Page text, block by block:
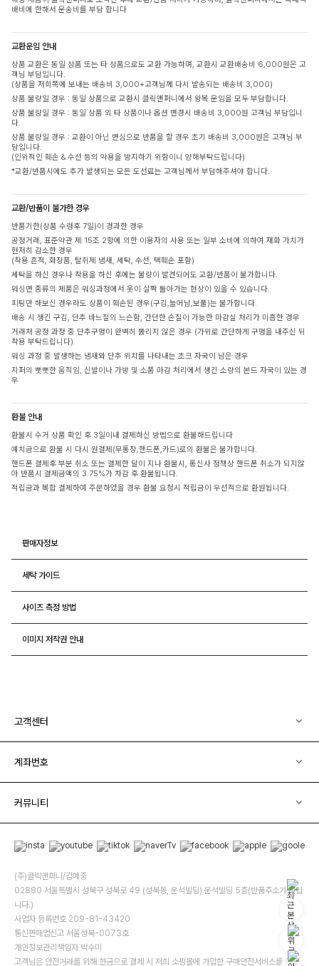
배비에 한해서 운송비를 부담 합니다
교환운임 안내
상품 교환은 동일 상품 또는 타 상품으로도 교환 가능하며, 교환시 교환배송비 6,000원은 고
객님 부담입니다.
(상품을 저희쪽에 보내는 배송비 3,000+고객님께 다시 발송되는 배송비 3,000)
상품 불량일 경우 : 동일 상품으로 교환시 클릭앤퍼니에서 왕복 운임을 모두 부담합니다.
상품 불량일 경우 : 동일 상품 외 타 상품이나 옵션 변경시 배송비 3,000원 고객님 부담입니
다.
상품 불량일 경우 : 교환이 아닌 변심으로 반품을 할 경우 초기 배송비 3,000원은 고객님 부
담입니다.
(인위적인 훼손 & 수선 등의 악용을 방지하기 위함이니 양해부탁드립니다)
*교환/반품시에도 추가 발생되는 모든 도선료는 고객님께서 부담해주셔야 합니다.
교환/반품이 불가한 경우
반품기한(상품 수령후 7일)이 경과한 경우
공정거래, 표준약관 제 15조 2항에 의한 이용자의 사용 또는 일부 소비에 의하여 재화 가치가
현저히 감소한 경우
(착용 흔적, 화장품, 탈취제 냄새, 세탁, 수선, 택훼손 포함)
세탁을 하신 경우나 착용을 하신 후에는 불량이 발견되어도 교환/반품이 불가합니다.
워싱면 종류의 제품은 워싱과정에서 옷이 살짝 돌아가는 현상이 있을 수 있습니다.
피팅만 해보신 경우라도 상품이 훼손된 경우(구김,늘어남,보풀)는 불가합니다.
배송 시 생긴 구김, 단추 바느질의 느슨함, 간단한 손질이 가능한 마감실 처리가 미흡한 경우
거래처 공정 과정 중 단추구멍이 완벽히 뚫리지 않은 경우 (가위로 간단하게 구멍을 내주신 뒤
착용 부탁드립니다)
워싱 과정 중 발생하는 냄새와 단추 위치를 나타내는 초크 자국이 남은 경우
지퍼의 뻣뻣한 움직임, 신발이나 가방 및 소품 마감 처리에서 생긴 소량의 본드 자국이 있는 경
우
환불 안내
환불시 수거 상품 확인 후 3일이내 결제하신 방법으로 환불해드립니다
예치금으로 환불 시 다시 원결제(무통장,핸드폰,카드)로의 환불은 불가합니다.
핸드폰 결제후 부분 취소 또는 결제한 달이 지나 환불시, 통신사 정책상 핸드폰 취소가 되지않
아 반품시 결제금액의 3.75%가 차감 후 환불됩니다.
적립금과 복합 결제하여 주문하였을 경우 환불 요청시 적립금이 우선적으로 환원됩니다.
판매자정보
세탁 가이드
사이즈 측정 방법
이미지 저작권 안내
고객센터
계좌번호
커뮤니티
(주)클릭앤퍼니/김예중
02880 서울특별시 성북구 성북로 49 (성북동, 운석빌딩) 운석빌딩 5층(반품주소가 아닙
니다.)
사업자 등록번호 209-81-43420
통신판매업신고 서울성북-0073호
개인정보관리책임자 박수미
고객님은 안전거래를 위해 현금으로 결제 시 저희 소핑몰에 가입한 구매안전서비스를 이용